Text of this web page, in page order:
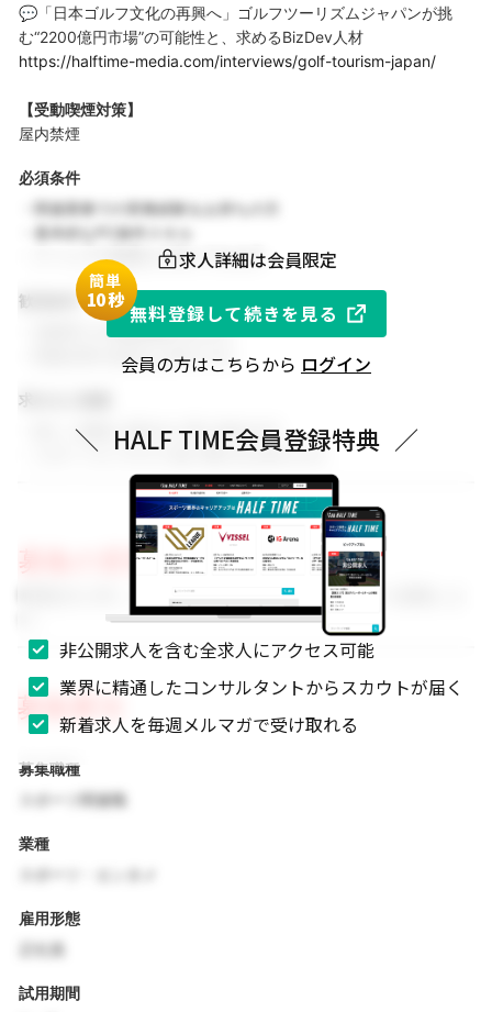
💬「日本ゴルフ文化の再興へ」ゴルフツーリズムジャパンが挑
む“2200億円市場”の可能性と、求めるBizDev人材
https://halftime-media.com/interviews/golf-tourism-japan/
【受動喫煙対策】
屋内禁煙
必須条件
・関連業務での実務経験をお持ちの方
・基本的なPC操作スキル
・チームでの協働を大切にできる方
歓迎条件
・同業界での就業経験がある方
・関連分野の知見をお持ちの方
求める人物像
・新しい挑戦に前向きに取り組める方
・スポーツビジネスに強い関心をお持ちの方
募集の背景
事業拡大に伴い、組織体制を強化するためのメンバーを募集しま
募集要項
募集職種
スポーツ関連職
業種
雇用形態
試用期間
求人詳細は会員限定
簡単
10秒
無料登録して続きを見る
会員の方はこちらから ログイン
＼ HALF TIME会員登録特典 ／
非公開求人を含む全求人にアクセス可能
業界に精通したコンサルタントからスカウトが届く
新着求人を毎週メルマガで受け取れる